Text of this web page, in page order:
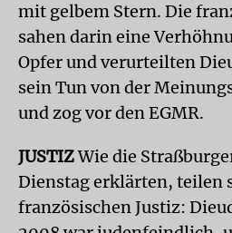
mit gelbem Stern. Die
sahen darin eine
Opfer und verurteilten
sein Tun von der
und zog vor den EGMR.
JUSTIZWie die
Dienstag erklärten, teilen
französischen Justiz: